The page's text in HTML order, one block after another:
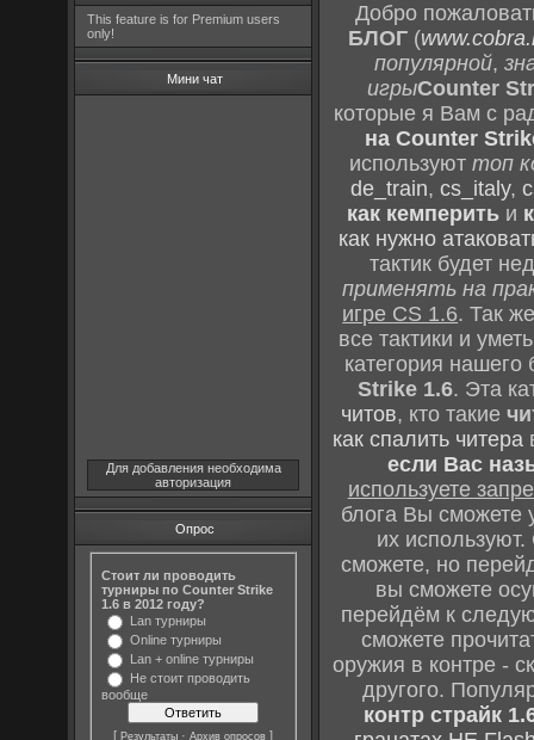
This feature is for Premium users
only!
Мини чат
Для добавления необходима
авторизация
Опрос
Стоит ли проводить
турниры по Counter Strike
1.6 в 2012 году?
Lan турниры
Online турниры
Lan + online турниры
Не стоит проводить
вообще
[Результаты ·Архив опросов ]
Добро
БЛОГ(
популярной,
игрыCounter
которые я Вам с
на Counter
используют топ
de_train, cs_italy,
как кемперить и
как нужно
тактик будет
применять на
игре CS 1.6. Так
все тактики и
категория нашего
Strike 1.6. Эта
читов, кто такие
как спалить читера
если Вас
используете
блога Вы сможете
их
сможете, но
вы сможете
перейдём к
сможете
оружия в контре -
другого.
контр страйк